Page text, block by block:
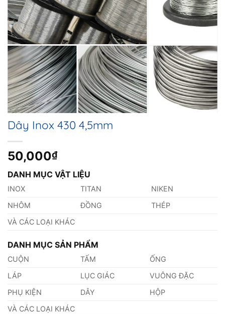
Dây Inox 430 4,5mm
50,000₫
DANH MỤC VẬT LIỆU
INOX TITAN
NIKEN
NHÔM
ĐỒNG
THÉP
VÀ CÁC LOẠI KHÁC
DANH MỤC SẢN PHẨM
CUỘN TẤM
ỐNG
LÁP
LỤC GIÁC
VUÔNG ĐẶC
PHỤ KIỆN
DÂY
HỘP
VÀ CÁC LOẠI KHÁC